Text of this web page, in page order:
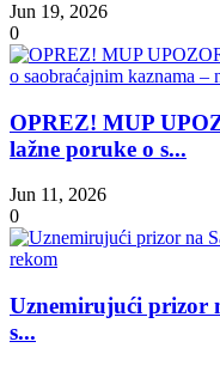
Jun 19, 2026
0
OPREZ! MUP
lažne poruke o s...
Jun 11, 2026
0
Uznemirujući prizor
s...